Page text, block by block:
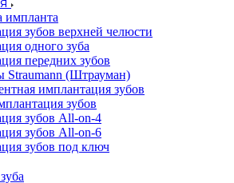
импланта
зубов верхней челюсти
одного зуба
передних зубов
Straumann (Штрауман)
имплантация зубов
зубов
зубов All-on-4
зубов All-on-6
зубов под ключ